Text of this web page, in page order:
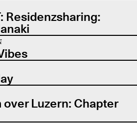
Residenzsharing:
Luzern: Chapter